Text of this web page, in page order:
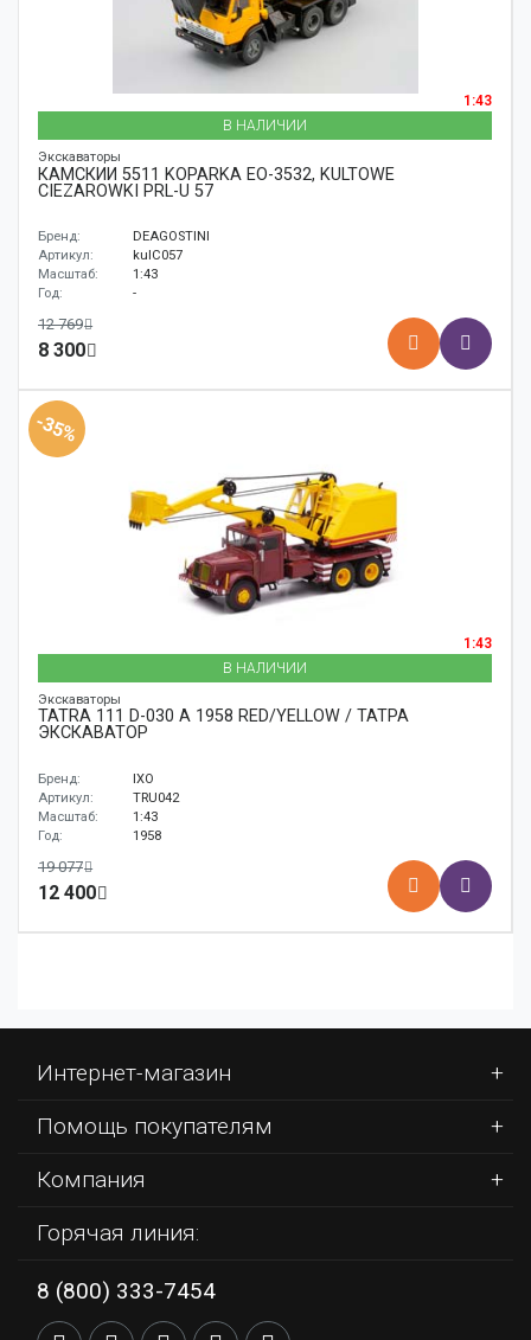
1:43
В НАЛИЧИИ
Экскаваторы
КАМСКИЙ 5511 KOPARKA EO-3532, KULTOWE
CIEZAROWKI PRL-U 57
Бренд:
DEAGOSTINI
Артикул:
kulC057
Масштаб:
1:43
Год:
-
12 769
8 300
-35%
1:43
В НАЛИЧИИ
Экскаваторы
TATRA 111 D-030 A 1958 RED/YELLOW / ТАТРА
ЭКСКАВАТОР
Бренд:
IXO
Артикул:
TRU042
Масштаб:
1:43
Год:
1958
19 077
12 400
Интернет-магазин
Помощь покупателям
Компания
Горячая линия:
8 (800) 333-7454